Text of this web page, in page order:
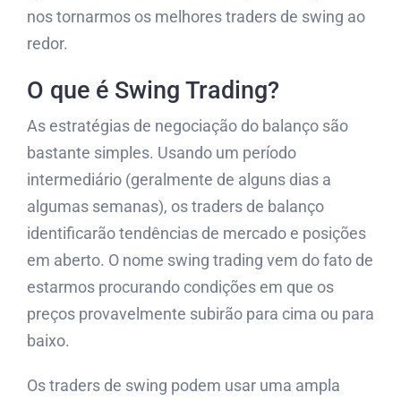
nos tornarmos os melhores traders de swing ao
redor.
O que é Swing Trading?
As estratégias de negociação do balanço são
bastante simples. Usando um período
intermediário (geralmente de alguns dias a
algumas semanas), os traders de balanço
identificarão tendências de mercado e posições
em aberto. O nome swing trading vem do fato de
estarmos procurando condições em que os
preços provavelmente subirão para cima ou para
baixo.
Os traders de swing podem usar uma ampla